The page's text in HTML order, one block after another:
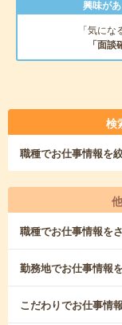
興味が
「気に
「面談
検
職種でお仕事情報を
職種でお仕事情報を
勤務地でお仕事情報
こだわりでお仕事情